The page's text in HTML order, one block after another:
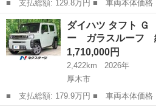
■ 支払総額: 129.8万円 ■ 車両本体価格： 1,206,000 円 ■ メーカ
ー名： ダイハツ ■ 車種名： ハイゼッ
名： スタンダード 新車保証継承 届
ングラン保...
神奈川 横浜市 ハイゼット
ダイハツ タフト
ー ガラスルーフ
1,710,000円
2,422km
2026年
厚木市
■ 支払総額: 179.9万円 ■ 車両本体価格： 1,710,000 円 ■ メーカ
ー名： ダイハツ ■ 車種名： タフト